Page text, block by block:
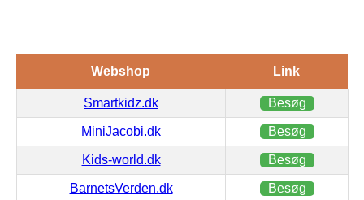
Webshop Link
Smartkidz.dk Besøg
MiniJacobi.dk Besøg
Kids-world.dk Besøg
BarnetsVerden.dk Besøg